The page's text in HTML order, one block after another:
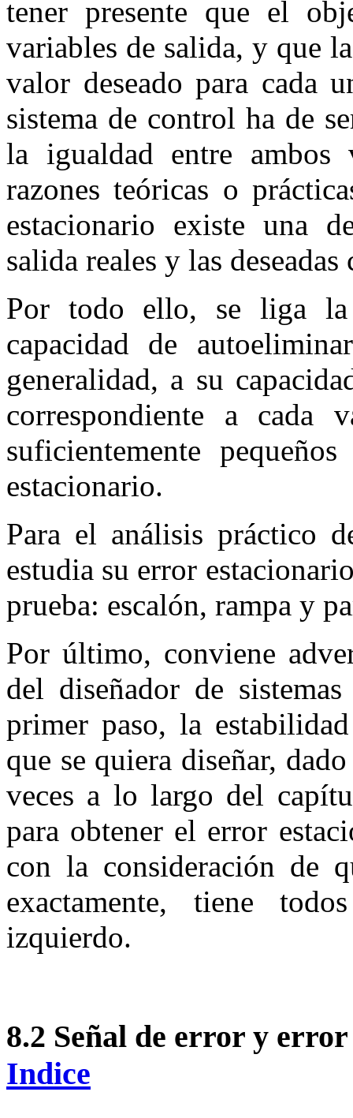
tener presente que el
variables de salida, y que
valor deseado para cada
sistema de control ha de
la igualdad entre ambos
razones teóricas o
estacionario existe una
salida reales y las
Por todo ello, se liga
capacidad de
generalidad, a su
correspondiente a cada
suficientemente
estacionario.
Para el análisis práctico
estudia su error
prueba: escalón, rampa y
Por último, conviene
del diseñador de
primer paso, la
que se quiera diseñar,
veces a lo largo del
para obtener el error
con la consideración de
exactamente, tiene
izquierdo.
8.2 Señal de error y
Indice